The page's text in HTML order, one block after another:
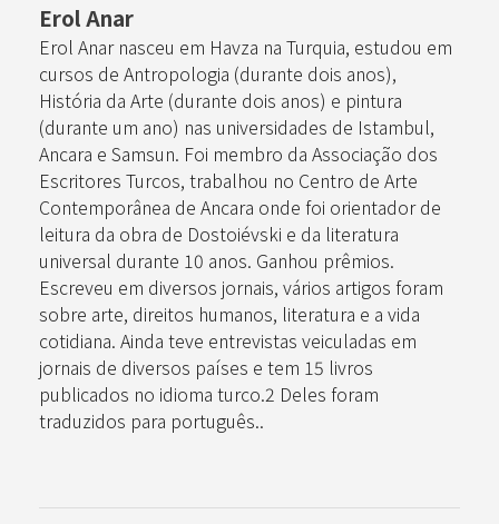
Erol Anar
Erol Anar nasceu em Havza na Turquia, estudou em
cursos de Antropologia (durante dois anos),
História da Arte (durante dois anos) e pintura
(durante um ano) nas universidades de Istambul,
Ancara e Samsun. Foi membro da Associação dos
Escritores Turcos, trabalhou no Centro de Arte
Contemporânea de Ancara onde foi orientador de
leitura da obra de Dostoiévski e da literatura
universal durante 10 anos. Ganhou prêmios.
Escreveu em diversos jornais, vários artigos foram
sobre arte, direitos humanos, literatura e a vida
cotidiana. Ainda teve entrevistas veiculadas em
jornais de diversos países e tem 15 livros
publicados no idioma turco.2 Deles foram
traduzidos para português..